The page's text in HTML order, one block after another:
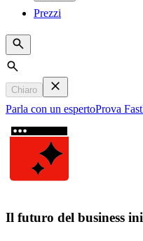
Prezzi
Search
Chiaro
Parla con un espertoProva
Il futuro del business